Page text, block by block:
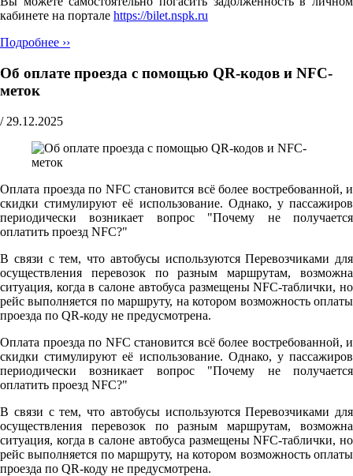
кабинете на портале https://bilet.nspk.ru
Подробнее ››
Об оплате проезда с помощью QR-кодов и NFC-
меток
/ 29.12.2025
Оплата проезда по NFC становится всё более востребованной, и
скидки стимулируют её использование. Однако, у пассажиров
периодически возникает вопрос "Почему не получается
оплатить проезд NFC?"
В связи с тем, что автобусы используются Перевозчиками для
осуществления перевозок по разным маршрутам, возможна
ситуация, когда в салоне автобуса размещены NFC-таблички, но
рейс выполняется по маршруту, на котором возможность оплаты
проезда по QR-коду не предусмотрена.
Оплата проезда по NFC становится всё более востребованной, и
скидки стимулируют её использование. Однако, у пассажиров
периодически возникает вопрос "Почему не получается
оплатить проезд NFC?"
В связи с тем, что автобусы используются Перевозчиками для
осуществления перевозок по разным маршрутам, возможна
ситуация, когда в салоне автобуса размещены NFC-таблички, но
рейс выполняется по маршруту, на котором возможность оплаты
проезда по QR-коду не предусмотрена.